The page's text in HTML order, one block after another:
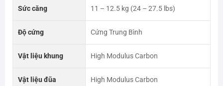
Sức căng 11 – 12.5 kg (24 – 27.5 lbs)
Độ cứng Cứng Trung Bình
Vật liệu khung High Modulus Carbon
Vật liệu đũa High Modulus Carbon